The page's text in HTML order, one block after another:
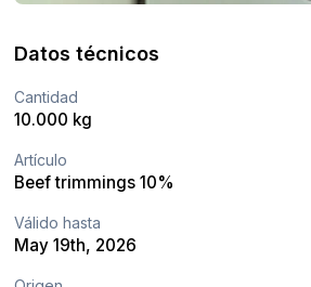
Datos técnicos
Cantidad
10.000 kg
Artículo
Beef trimmings 10%
Válido hasta
May 19th, 2026